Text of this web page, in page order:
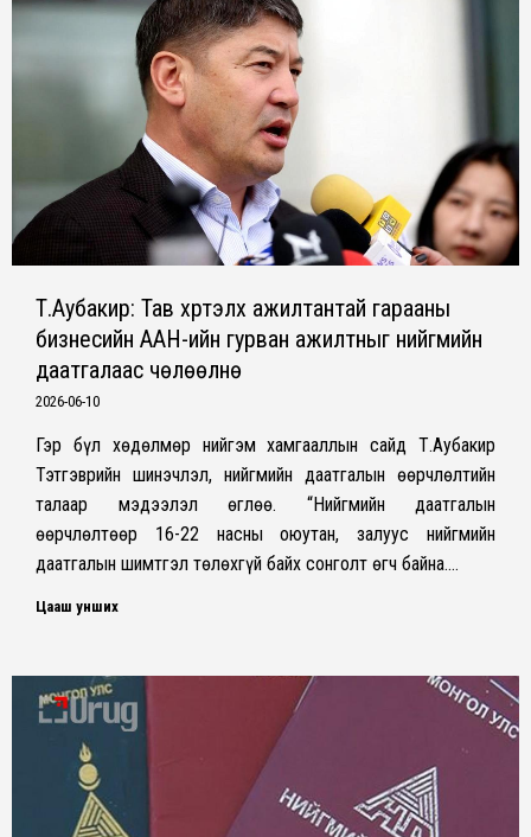
Т.Аубакир: Тав хүртэлх ажилтантай гарааны
бизнесийн ААН-ийн гурван ажилтныг нийгмийн
даатгалаас чөлөөлнө
2026-06-10
Гэр бүл хөдөлмөр нийгэм хамгааллын сайд Т.Аубакир
Тэтгэврийн шинэчлэл, нийгмийн даатгалын өөрчлөлтийн
талаар мэдээлэл өглөө. “Нийгмийн даатгалын
өөрчлөлтөөр 16-22 насны оюутан, залуус нийгмийн
даатгалын шимтгэл төлөхгүй байх сонголт өгч байна.…
Цааш унших